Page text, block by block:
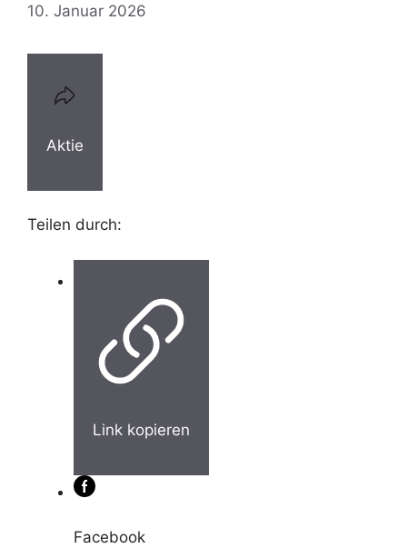
10. Januar 2026
Aktie
Teilen durch:
Link kopieren
Facebook